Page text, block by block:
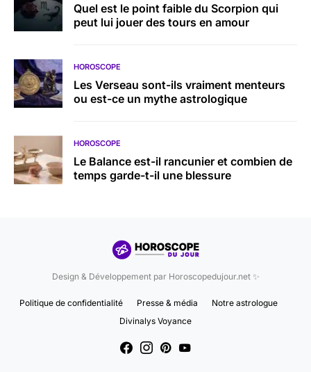
Quel est le point faible du Scorpion qui
peut lui jouer des tours en amour
HOROSCOPE
Les Verseau sont-ils vraiment menteurs
ou est-ce un mythe astrologique
HOROSCOPE
Le Balance est-il rancunier et combien de
temps garde-t-il une blessure
Design & Développement par Horoscopedujour.net ✨
Politique de confidentialité Presse & média
Notre astrologue
Divinalys Voyance